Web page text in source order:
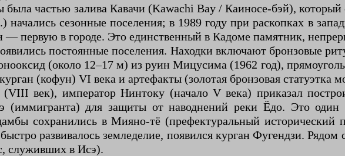
частью залива Кавачи (Kawachi Bay / Каиносе-бэй),
начались сезонные поселения; в 1989 году при раскопках в
первую в городе. Это единственный в Кадоме памятник,
постоянные поселения. Находки включают бронзовые
(около 12–17 м) из руин Мицусима (1962 год),
(кофун) VI века и артефакты (золотая бронзовая статуэтка
(VIII век), император Нинтоку (начало V века) приказал
(иммигранта) для защиты от наводнений реки Ёдо. Это
сохранились в Мияно-тё (префектуральный
развивалось земледелие, появился курган Фугендзи.
служивших в Исэ).